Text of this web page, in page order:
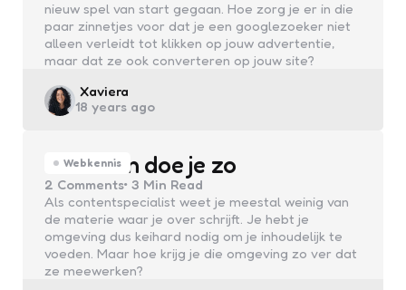
nieuw spel van start gegaan. Hoe zorg je er in die
paar zinnetjes voor dat je een googlezoeker niet
alleen verleidt tot klikken op jouw advertentie,
maar dat ze ook converteren op jouw site?
Posted
by
Xaviera
18 years ago
Webkennis
Reviewen doe je zo
2 Comments 3 Min Read
Als contentspecialist weet je meestal weinig van
de materie waar je over schrijft. Je hebt je
omgeving dus keihard nodig om je inhoudelijk te
voeden. Maar hoe krijg je die omgeving zo ver dat
ze meewerken?